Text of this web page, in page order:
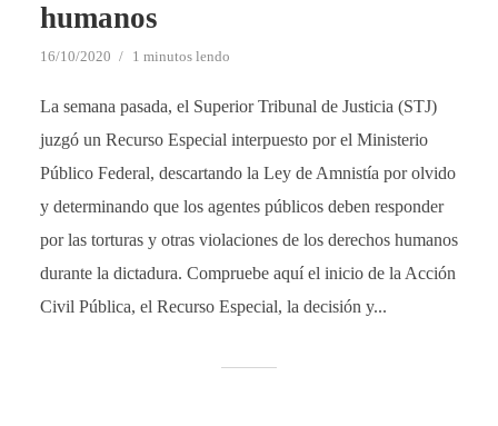
humanos
16/10/2020 1 minutos lendo
La semana pasada, el Superior Tribunal de Justicia (STJ)
juzgó un Recurso Especial interpuesto por el Ministerio
Público Federal, descartando la Ley de Amnistía por olvido
y determinando que los agentes públicos deben responder
por las torturas y otras violaciones de los derechos humanos
durante la dictadura. Compruebe aquí el inicio de la Acción
Civil Pública, el Recurso Especial, la decisión y...